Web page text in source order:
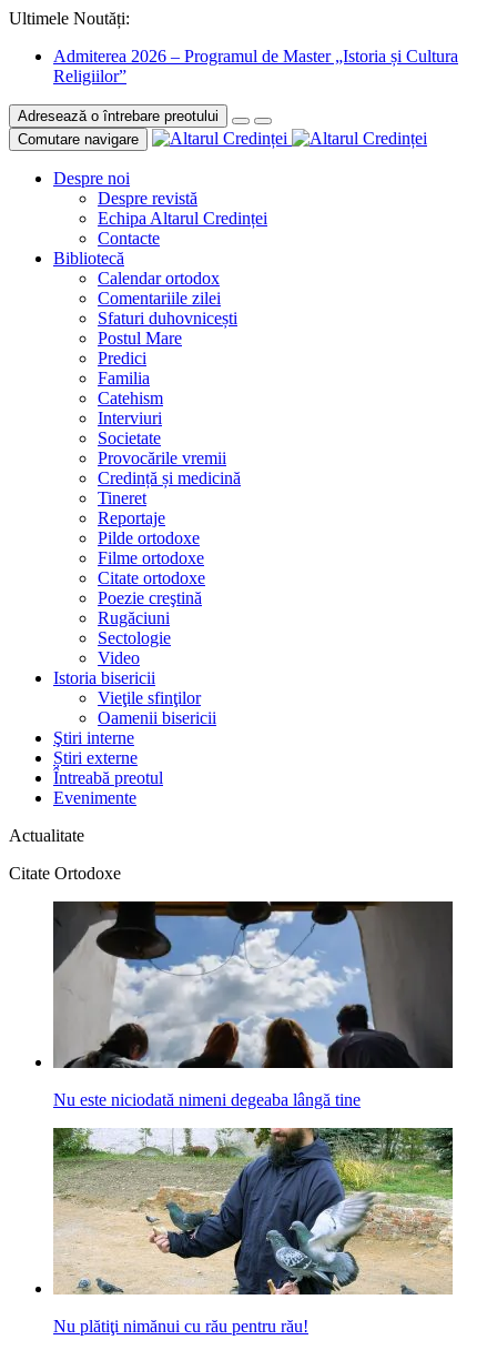
Ultimele Noutăți:
Admiterea 2026 – Programul de Master „Istoria și Cultura
Religiilor”
Adresează o întrebare preotului
Comutare navigare
Despre noi
Despre revistă
Echipa Altarul Credinței
Contacte
Bibliotecă
Calendar ortodox
Comentariile zilei
Sfaturi duhovnicești
Postul Mare
Predici
Familia
Catehism
Interviuri
Societate
Provocările vremii
Credință și medicină
Tineret
Reportaje
Pilde ortodoxe
Filme ortodoxe
Citate ortodoxe
Poezie creştină
Rugăciuni
Sectologie
Video
Istoria bisericii
Vieţile sfinţilor
Oamenii bisericii
Ştiri interne
Știri externe
Întreabă preotul
Evenimente
Actualitate
Citate Ortodoxe
Nu este niciodată nimeni degeaba lângă tine
Nu plătiţi nimănui cu rău pentru rău!